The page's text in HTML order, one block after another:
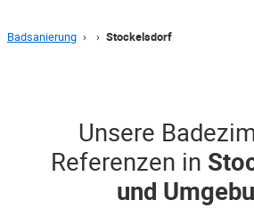
Badsanierung › › Stockelsdorf
Unsere
Referenzen in
und